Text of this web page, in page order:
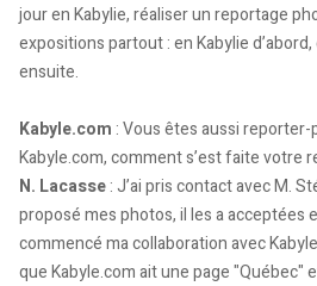
jour en Kabylie, réaliser un reportage
expositions partout : en Kabylie
ensuite.
Kabyle.com : Vous êtes aussi
Kabyle.com, comment s’est faite votre
N. Lacasse: J’ai pris contact avec M.
proposé mes photos, il les a acceptées
commencé ma collaboration avec
que Kabyle.com ait une page "Québec"